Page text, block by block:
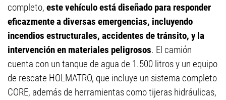
completo, este vehículo está diseñado para responder
eficazmente a diversas emergencias, incluyendo
incendios estructurales, accidentes de tránsito, y la
intervención en materiales peligrosos. El camión
cuenta con un tanque de agua de 1.500 litros y un equipo
de rescate HOLMATRO, que incluye un sistema completo
CORE, además de herramientas como tijeras hidráulicas,